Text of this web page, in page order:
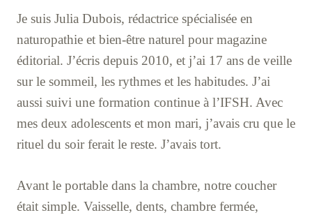
Je suis Julia Dubois, rédactrice spécialisée en
naturopathie et bien-être naturel pour magazine
éditorial. J’écris depuis 2010, et j’ai 17 ans de veille
sur le sommeil, les rythmes et les habitudes. J’ai
aussi suivi une formation continue à l’IFSH. Avec
mes deux adolescents et mon mari, j’avais cru que le
rituel du soir ferait le reste. J’avais tort.
Avant le portable dans la chambre, notre coucher
était simple. Vaisselle, dents, chambre fermée,